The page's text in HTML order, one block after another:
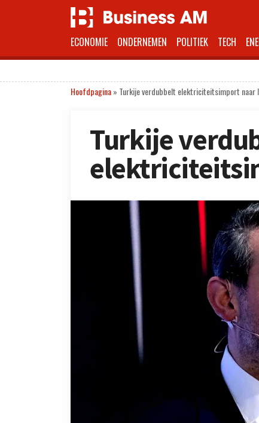
ECONOMIE ONDERNEMEN POLITIEK TECH
Hoofdpagina» Turkije verdubbelt elektriciteitsimport naar
Turkije